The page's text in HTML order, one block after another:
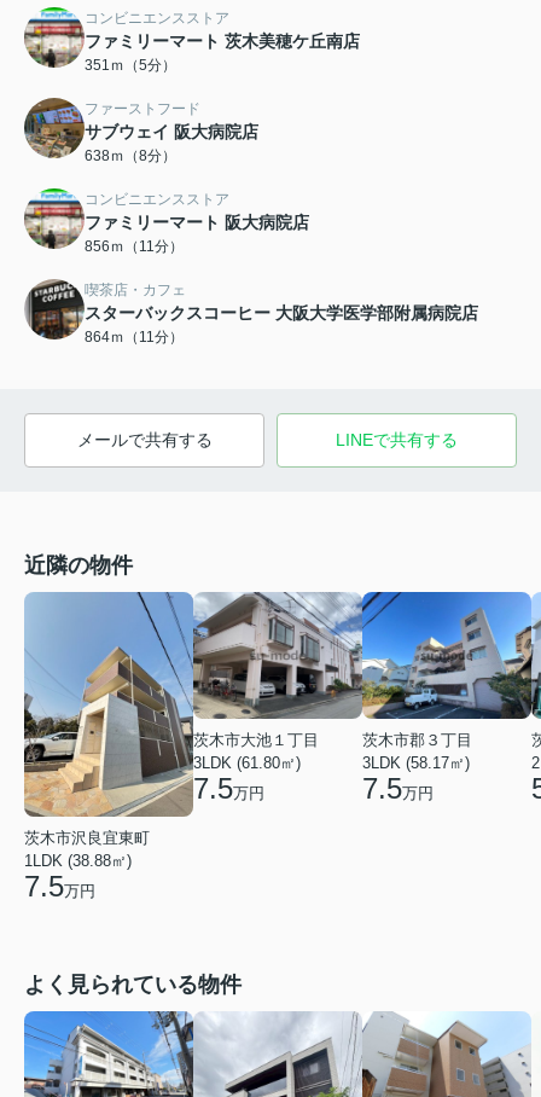
コンビニエンスストア
ファミリーマート 茨木美穂ケ丘南店
351ｍ（5分）
ファーストフード
サブウェイ 阪大病院店
638ｍ（8分）
コンビニエンスストア
ファミリーマート 阪大病院店
856ｍ（11分）
喫茶店・カフェ
スターバックスコーヒー 大阪大学医学部附属病院店
864ｍ（11分）
メールで共有する LINEで共有する
近隣の物件
茨木市沢良宜東町
1LDK (38.88㎡)
7.5万円
茨木市大池１丁目
3LDK (61.80㎡)
7.5万円
茨木市郡３丁目
3LDK (58.17㎡)
7.5万円
よく見られている物件